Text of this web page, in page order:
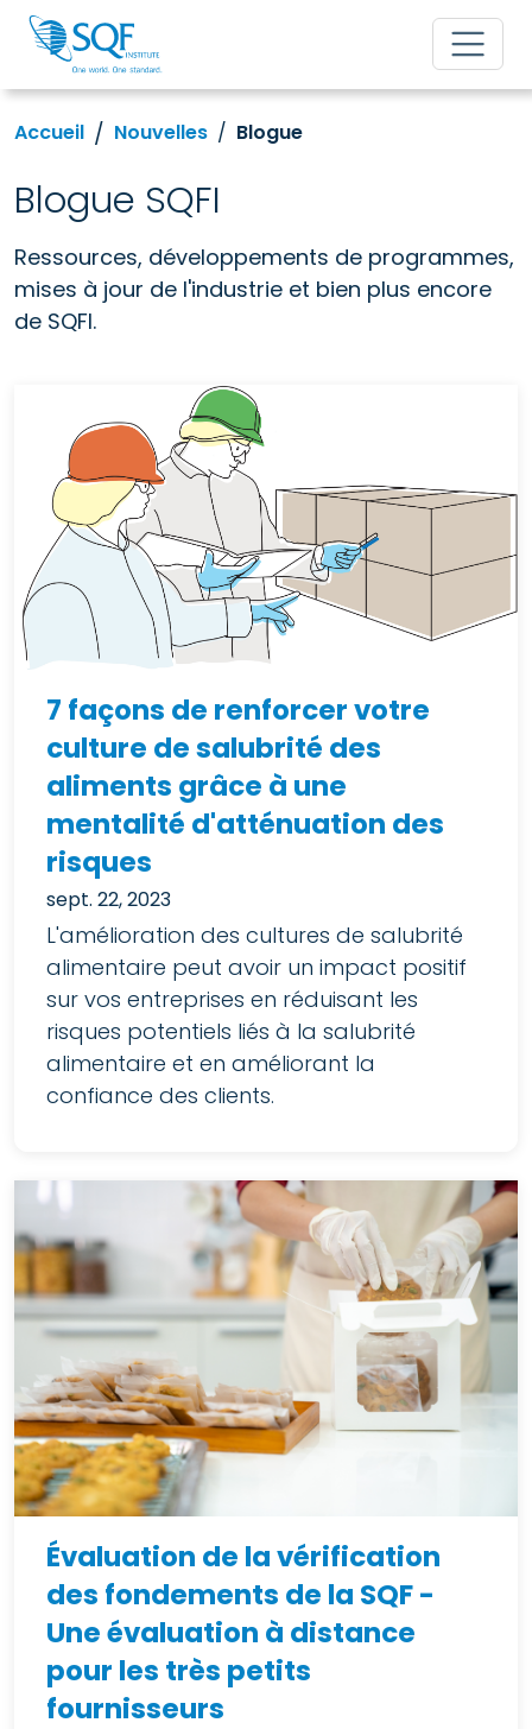
Accueil Nouvelles Blogue
Blogue SQFI
Ressources, développements de programmes,
mises à jour de l'industrie et bien plus encore
de SQFI.
7 façons de renforcer votre
culture de salubrité des
aliments grâce à une
mentalité d'atténuation des
risques
sept. 22, 2023
L'amélioration des cultures de salubrité
alimentaire peut avoir un impact positif
sur vos entreprises en réduisant les
risques potentiels liés à la salubrité
alimentaire et en améliorant la
confiance des clients.
Évaluation de la vérification
des fondements de la SQF -
Une évaluation à distance
pour les très petits
fournisseurs